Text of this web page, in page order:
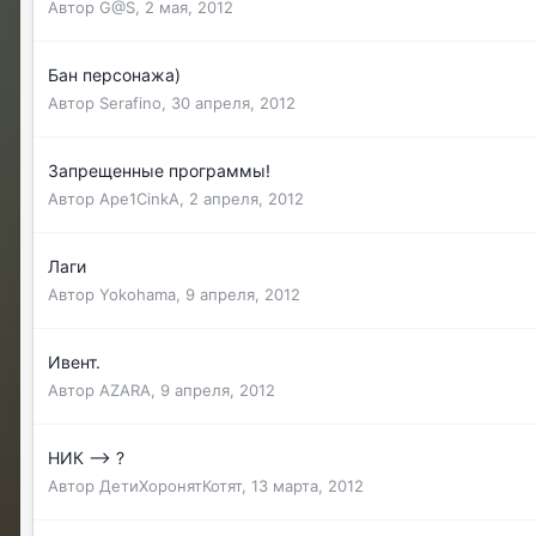
Автор G@S 2 мая, 2012
Бан персонажа)
Автор Serafino 30 апреля, 2012
Запрещенные программы!
Автор Ape1CinkA 2 апреля, 2012
Лаги
Автор Yokohama 9 апреля, 2012
Ивент.
Автор AZARA 9 апреля, 2012
НИК --> ?
Автор ДетиХоронятКотят, 13 марта, 2012